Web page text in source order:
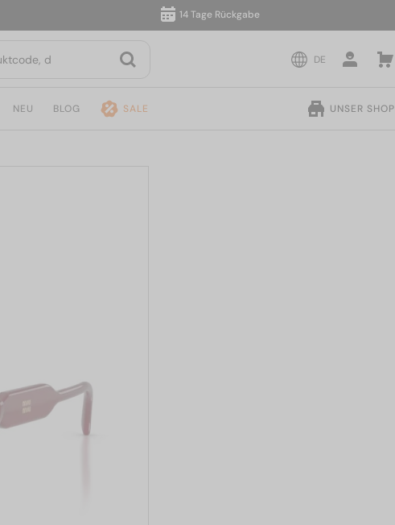
14 Tage Rückgabe
DE
NEU BLOG SALE UNSER SHOP